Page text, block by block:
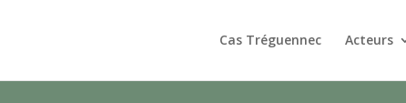
Cas Tréguennec Acteurs